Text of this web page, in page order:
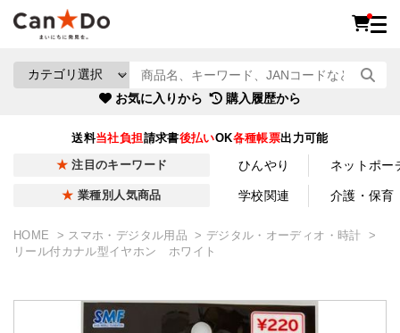
お気に入りから 購入履歴から
送料当社負担請求書後払いOK各種帳票出力可能
注目のキーワード ひんやり ネットポー
業種別人気商品 学校関連 介護・保育
HOME スマホ・デジタル用品
デジタル・オーディオ・時計
リール付カナル型イヤホン ホワイト